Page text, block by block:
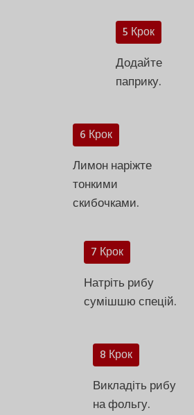
5 Крок
Додайте
паприку.
6 Крок
Лимон наріжте
тонкими
скибочками.
7 Крок
Натріть рибу
сумішшю спецій.
8 Крок
Викладіть рибу
на фольгу.